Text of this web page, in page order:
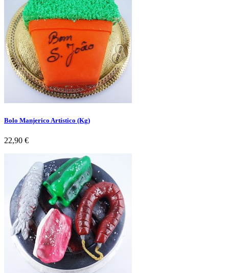
Bolo Manjerico Artístico (Kg)
Preço
22,90 €